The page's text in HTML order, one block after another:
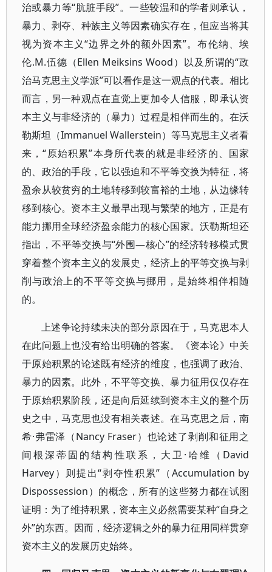
治或暴力等“肮脏手段”。一些较温和的学者则承认，
暴力、剥夺、种族主义等因素确实存在，但应当将其
视为资本主义“边界之外的额外因素”。布伦纳、埃
伦.M.伍德（Ellen Meiksins Wood）以及所谓的“政
治马克思主义学派”可以看作是这一观点的代表。相比
而言，另一种观点在直觉上更加令人信服，即承认资
本主义与非经济的（暴力）过程是相伴而生的。在沃
勒斯坦（Immanuel Wallerstein）等马克思主义者看
来，“原始积累”本身所代表的就是非经济的、国家
的、政治的手段，它以强迫和不平等交换为特征，将
盈余从较贫穷的土地转移到较富裕的土地，从边缘转
移到核心。资本主义最早出现与繁荣的地方，正是有
能力挪用全球经济盈余能力的核心国家。沃勒斯坦还
指出，不平等交换与“外围—核心”的经济转移模式贯
穿着整个资本主义的发展史，经济上的平等交换与剥
削与政治上的不平等交换与挪用，是始终相伴相随
的。
上述争论持续未决的部分原因在于，马克思本人
在此问题上也没有给出明确的答案。《资本论》中关
于原始积累的论述既有经济的维度，也强调了政治、
暴力的因素。此外，不平等交换、暴力征用仅仅存在
于原始积累阶段，还是向后延续到资本主义的整个历
史之中，马克思也没有相关表述。在马克思之后，南
希·弗雷泽（Nancy Fraser）也论述了剥削和征用之
间根深蒂固的结构性联系，大卫·哈维（David
Harvey）则提出“剥夺性积累”（Accumulation by
Dispossession）的概念，所有的这些努力都在试图
证明：为了维持积累，资本主义必然需要某种“自身之
外”的东西。因而，经济逻辑之外的暴力征用同样贯穿
资本主义的发展历史始终。